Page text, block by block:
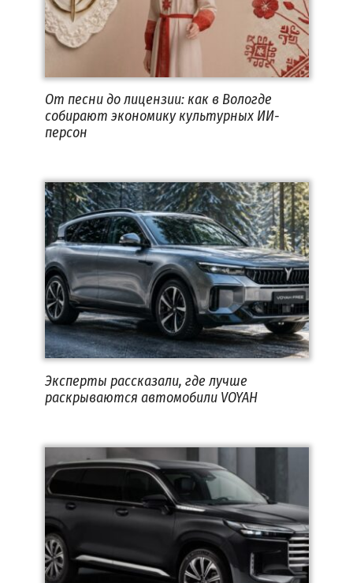
От песни до лицензии: как в Вологде
собирают экономику культурных ИИ-
персон
Эксперты рассказали, где лучше
раскрываются автомобили VOYAH